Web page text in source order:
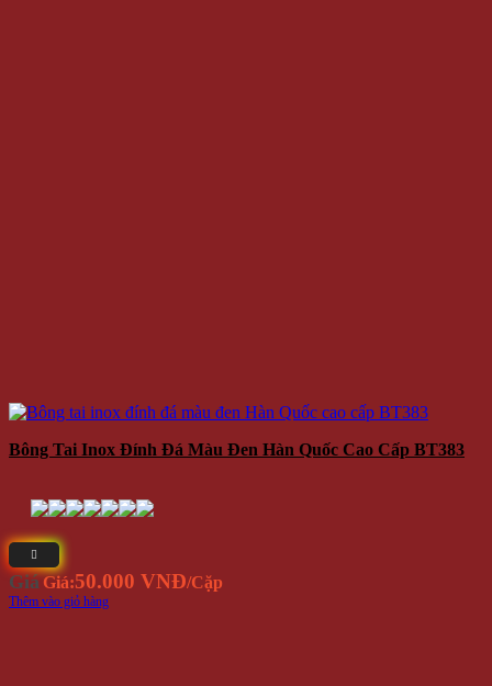
Bông Tai Inox Đính Đá Màu Đen Hàn Quốc Cao Cấp BT383
Giá Giá:50.000 VNĐ/Cặp
Thêm vào giỏ hàng